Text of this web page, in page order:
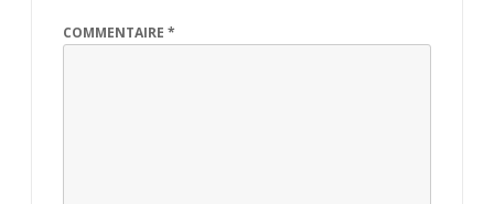
COMMENTAIRE *